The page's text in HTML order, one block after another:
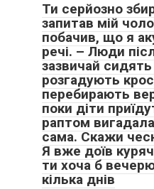
Ти серйозно
запитав мій
побачив, що я
речі. – Люди
зазвичай
розгадують
перебирають
поки діти
раптом
сама. Скажи
Я вже доїв
ти хоча б
кілька днів